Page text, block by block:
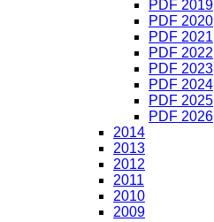
PDF 2019
PDF 2020
PDF 2021
PDF 2022
PDF 2023
PDF 2024
PDF 2025
PDF 2026
2014
2013
2012
2011
2010
2009